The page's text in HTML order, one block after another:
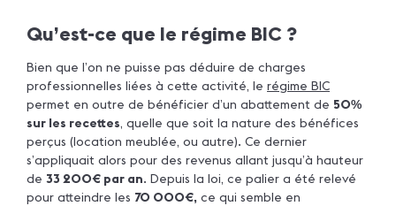
Qu’est-ce que le régime BIC ?
Bien que l’on ne puisse pas déduire de charges
professionnelles liées à cette activité, le régime BIC
permet en outre de bénéficier d’un abattement de 50%
sur les recettes, quelle que soit la nature des bénéfices
perçus (location meublée, ou autre). Ce dernier
s’appliquait alors pour des revenus allant jusqu’à hauteur
de 33 200€ par an. Depuis la loi, ce palier a été relevé
pour atteindre les 70 000€, ce qui semble en